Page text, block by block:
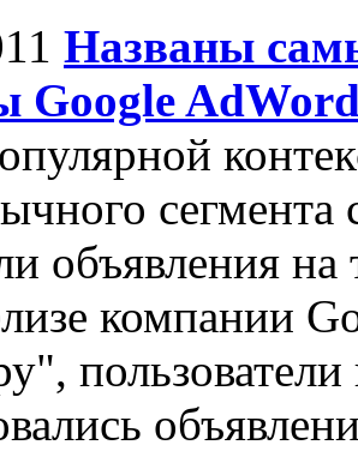
Названы
Google
объявления
компании